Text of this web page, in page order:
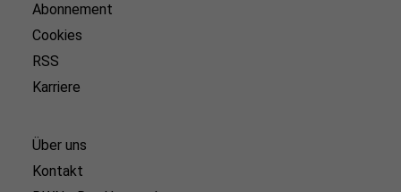
Abonnement
Cookies
RSS
Karriere
Über uns
Kontakt